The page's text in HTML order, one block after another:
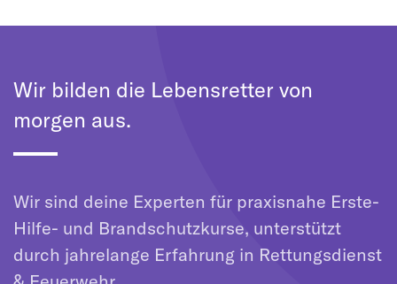
Wir bilden die Lebensretter von
morgen aus.
Wir sind deine Experten für praxisnahe Erste-
Hilfe- und Brandschutzkurse, unterstützt
durch jahrelange Erfahrung in Rettungsdienst